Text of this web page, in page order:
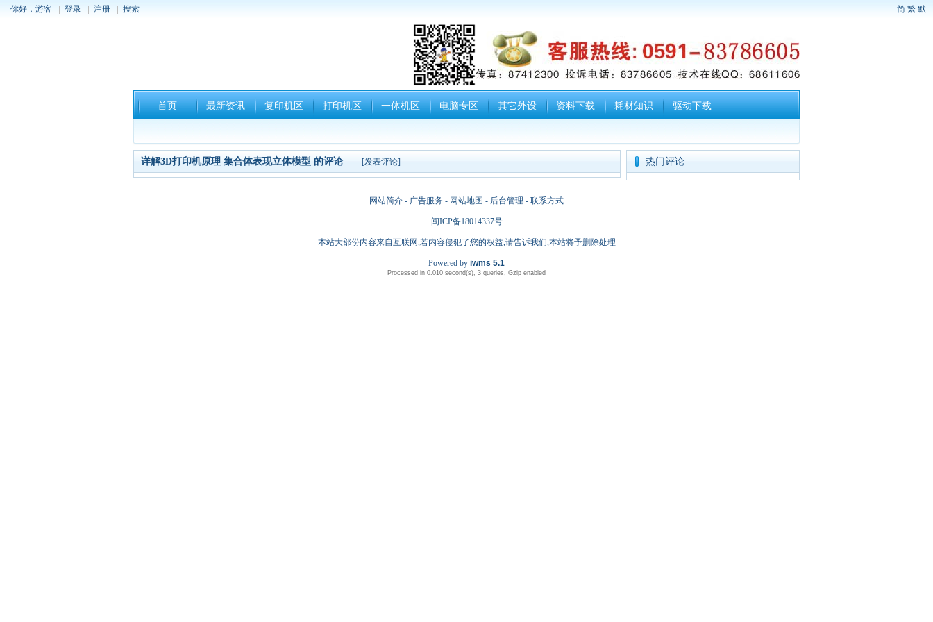
简 繁 默
你好，游客 登录 注册 搜索
首页 最新资讯 复印机区 打印机区 一体机区 电脑专区 其它外设 资料下载 耗材知识 驱动下载
详解3D打印机原理 集合体表现立体模型 的评论 [发表评论] 热门评论
网站简介 - 广告服务 - 网站地图 - 后台管理 - 联系方式
闽ICP备18014337号
本站大部份内容来自互联网,若内容侵犯了您的权益,请告诉我们,本站将予删除处理
Powered by iwms 5.1
Processed in 0.010 second(s), 3 queries, Gzip enabled